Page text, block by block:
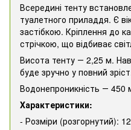
Всередині тенту
туалетного приладдя. Є
застібкою. Кріплення до
стрічкою, що відбиває
Висота тенту ― 2,25 м.
буде зручно у повний
Водонепроникність ― 450
Характеристики:
- Розміри (розгорнутий):